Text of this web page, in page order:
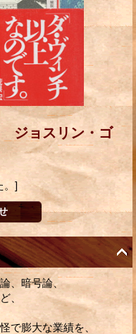
ジョスリン・ゴ
。]
、暗号論、
、
で膨大な業績を、